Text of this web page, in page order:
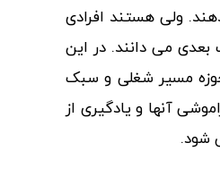
ولی هستند افرادی
می دانند. در این
مسیر شغلی و سبک
آنها و یادگیری از
­شود.